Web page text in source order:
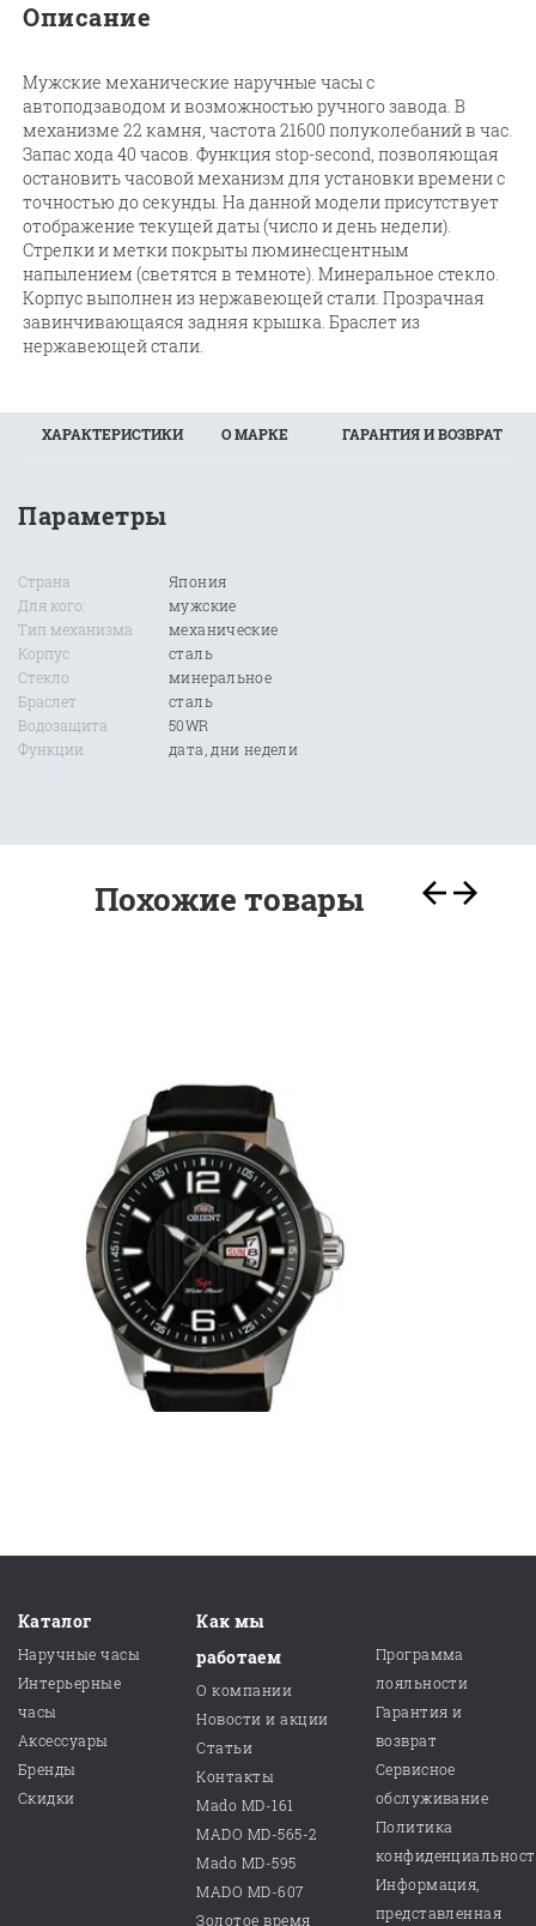
Описание
Мужские механические наручные часы с
автоподзаводом и возможностью ручного завода. В
механизме 22 камня, частота 21600 полуколебаний в час.
Запас хода 40 часов. Функция stop-second, позволяющая
остановить часовой механизм для установки времени с
точностью до секунды. На данной модели присутствует
отображение текущей даты (число и день недели).
Стрелки и метки покрыты люминесцентным
напылением (светятся в темноте). Минеральное стекло.
Корпус выполнен из нержавеющей стали. Прозрачная
завинчивающаяся задняя крышка. Браслет из
нержавеющей стали.
ХАРАКТЕРИСТИКИ О МАРКЕ ГАРАНТИЯ И ВОЗВРАТ
Параметры
Страна
Для кого:
Тип механизма
Корпус
Стекло
Браслет
Водозащита
Функции
Япония
мужские
механические
сталь
минеральное
сталь
50WR
дата, дни недели
Похожие товары
Каталог
Наручные часы
Интерьерные
часы
Аксессуары
Бренды
Скидки
Как мы
работаем
О компании
Новости и акции
Статьи
Контакты
Mado MD-161
MADO MD-565-2
Mado MD-595
MADO MD-607
Золотое время
Программа
лояльности
Гарантия и
возврат
Сервисное
обслуживание
Политика
Информация,
представленная